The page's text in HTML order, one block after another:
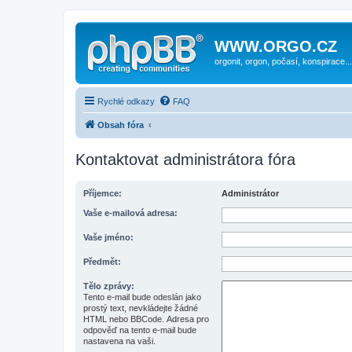
WWW.ORGO.CZ
orgonit, orgon, počasí, konspirace...
Rychlé odkazy FAQ
Obsah fóra
Kontaktovat administrátora fóra
Příjemce: Administrátor
Vaše e-mailová adresa:
Vaše jméno:
Předmět:
Tělo zprávy:
Tento e-mail bude odeslán jako
prostý text, nevkládejte žádné
HTML nebo BBCode. Adresa pro
odpověď na tento e-mail bude
nastavena na vaši.